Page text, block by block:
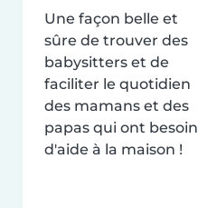
Une façon belle et
sûre de trouver des
babysitters et de
faciliter le quotidien
des mamans et des
papas qui ont besoin
d'aide à la maison !